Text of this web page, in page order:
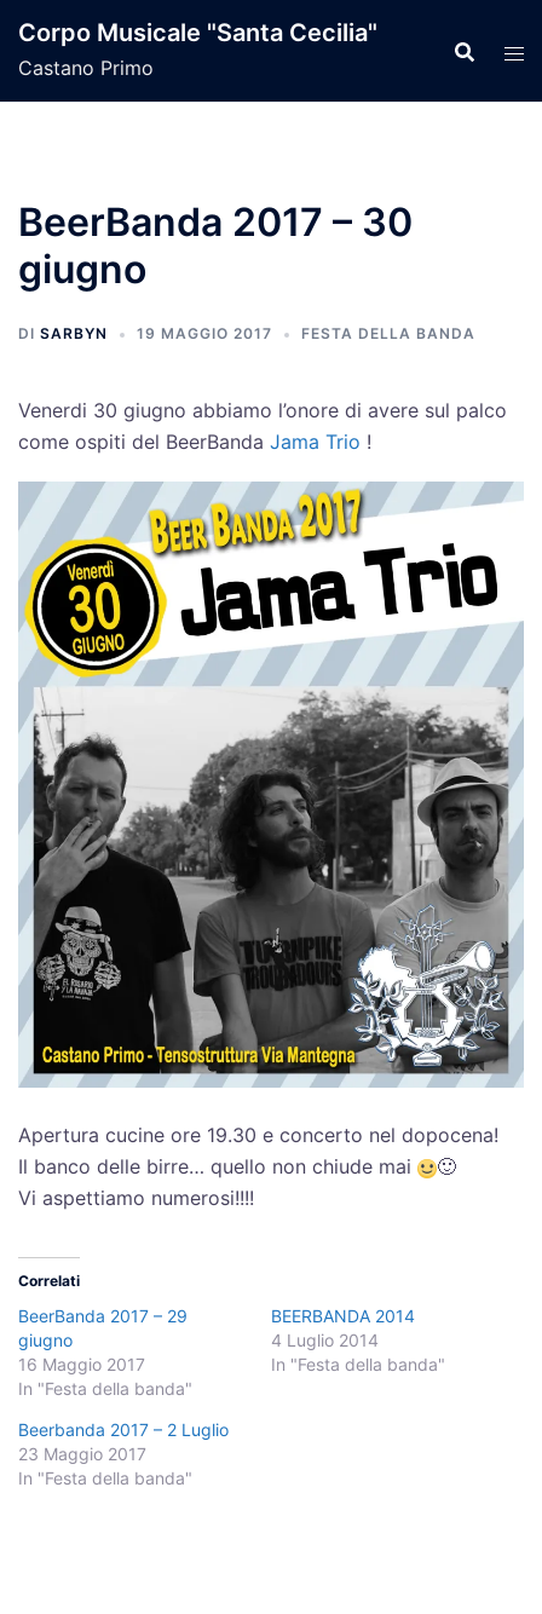
contenuto
Corpo Musicale "Santa Cecilia"
Castano Primo
BeerBanda 2017 – 30
giugno
DI SARBYN 19 MAGGIO 2017 FESTA DELLA BANDA
Venerdi 30 giugno abbiamo l’onore di avere sul palco
come ospiti del BeerBanda Jama Trio !
Apertura cucine ore 19.30 e concerto nel dopocena!
Il banco delle birre… quello non chiude mai
🙂
Vi aspettiamo numerosi!!!!
Correlati
BeerBanda 2017 – 29
giugno
16 Maggio 2017
In "Festa della banda"
BEERBANDA 2014
4 Luglio 2014
In "Festa della banda"
Beerbanda 2017 – 2 Luglio
23 Maggio 2017
In "Festa della banda"